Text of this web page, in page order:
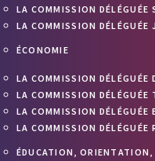
LA COMMISSION DÉLÉGUÉE
LA COMMISSION DÉLÉGUÉE
ÉCONOMIE
LA COMMISSION DÉLÉGUÉE
LA COMMISSION DÉLÉGUÉE
LA COMMISSION DÉLÉGUÉE
LA COMMISSION
ÉDUCATION,